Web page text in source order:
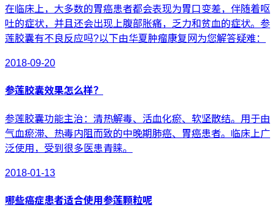
在临床上，大多数的胃癌患者都会表现为胃口变差，伴随着呕
吐的症状，并且还会出现上腹部胀痛，乏力和贫血的症状。参
莲胶囊有不良反应吗?以下由华夏肿瘤康复网为您解答疑难：
2018-09-20
参莲胶囊效果怎么样？
参莲胶囊功能主治：清热解毒、活血化瘀、软坚散结。用于由
气血瘀滞、热毒内阻而致的中晚期肺癌、胃癌患者。临床上广
泛使用，受到很多医患青睐。
2018-01-13
哪些癌症患者适合使用参莲颗粒呢